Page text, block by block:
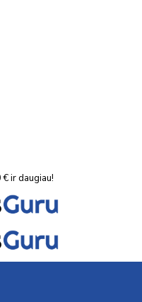
ir daugiau!